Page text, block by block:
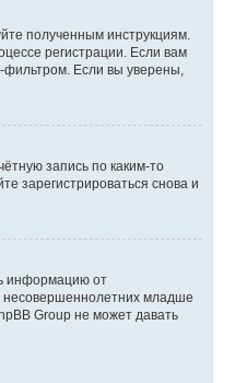
полученным инструкциям.
регистрации. Если вам
Если вы уверены,
запись по каким-то
зарегистрироваться снова и
информацию от
несовершеннолетних младше
Group не может давать